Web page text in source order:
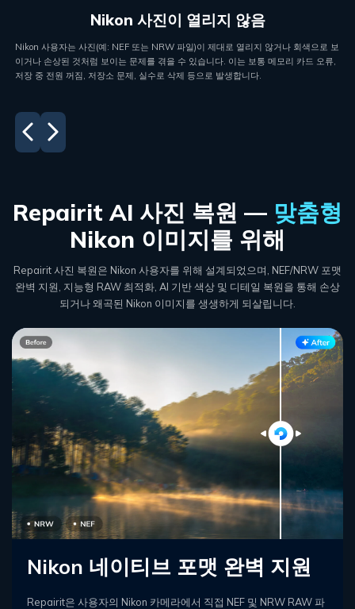
Nikon 오래된 사진 손상
Nikon의 오래된 사진(인쇄본 또는 초기 디지털 카메라 촬영)은 시간이 지나면서 손상
될 수 있습니다. 습기, 빛 노출, 일상적인 사용으로 인해 색이 바래고 긁히거나 얼룩질
수 있습니다. 이는 사진의 외관뿐만 아니라 장기 보존 품질에도 영향을 줍니다.
Repairit AI 사진 복원 — 맞춤형
Nikon 이미지를 위해
Repairit 사진 복원은 Nikon 사용자를 위해 설계되었으며, NEF/NRW 포맷
완벽 지원, 지능형 RAW 최적화, AI 기반 색상 및 디테일 복원을 통해 손상
되거나 왜곡된 Nikon 이미지를 생생하게 되살립니다.
Nikon 네이티브 포맷 완벽 지원
Repairit은 사용자의 Nikon 카메라에서 직접 NEF 및 NRW RAW 파